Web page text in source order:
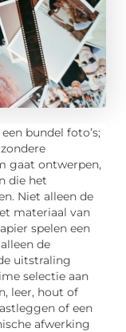
bundel foto’s;
gaat ontwerpen,
die het
Niet alleen de
materiaal van
spelen een
de
uitstraling
selectie aan
leer, hout of
of een
afwerking